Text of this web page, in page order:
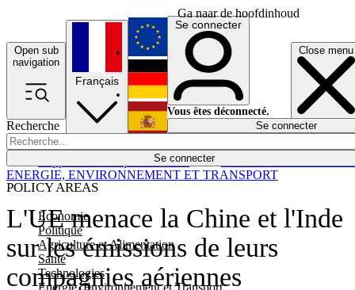
Ga naar de hoofdinhoud
Open sub
navigation
Close menu
Recherche
Se connecter
POLICY AREAS
Economie
Politique
Agriculture et Alimentation
Santé
Technologies
Energie, Environnement et Transport
Économie
Français
English
Deutsch
Español
Se connecter
Vous êtes déconnecté.
Se connecter
L'UE menace la Chine et l'Inde
sur les émissions de leurs
compagnies aériennes
ENERGIE, ENVIRONNEMENT ET TRANSPORT